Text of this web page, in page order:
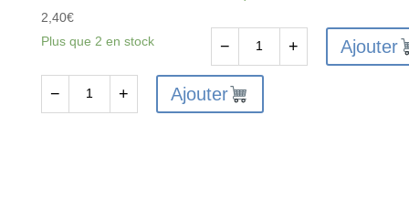
2,40€
Plus que 2 en stock
− + Ajouter
de
FTX
− + Ajouter